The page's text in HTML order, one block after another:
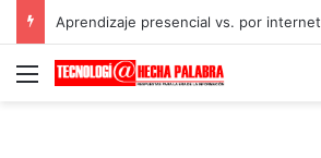
Aprendizaje presencial vs. por internet
Menú